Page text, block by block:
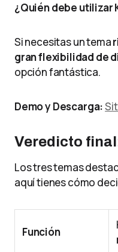
¿Quién debe utilizar
Si necesitas un tema
gran flexibilidad de
opción fantástica.
Demo y Descarga:
Veredicto
Los tres temas
aquí tienes cómo
Función